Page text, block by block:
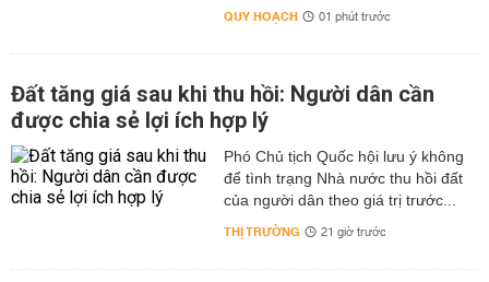
QUY HOẠCH 01 phút trước
Đất tăng giá sau khi thu hồi: Người dân cần
được chia sẻ lợi ích hợp lý
Phó Chủ tịch Quốc hội lưu ý không
để tình trạng Nhà nước thu hồi đất
của người dân theo giá trị trước...
THỊ TRƯỜNG 21 giờ trước